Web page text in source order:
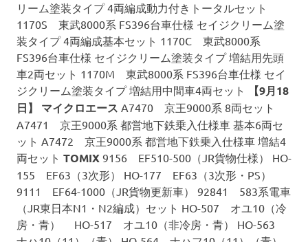
リーム塗装タイプ 4両編成動力付きトータルセット
1170S 東武8000系 FS396台車仕様 セイジクリーム塗
装タイプ 4両編成基本セット 1170C 東武8000系
FS396台車仕様 セイジクリーム塗装タイプ 増結用先頭
車2両セット 1170M 東武8000系 FS396台車仕様 セイ
ジクリーム塗装タイプ 増結用中間車4両セット
【9月18
日】
マイクロエース A7470 京王9000系 8両セット
A7471 京王9000系 都営地下鉄乗入仕様車 基本6両セ
ット A7472 京王9000系 都営地下鉄乗入仕様車 増結4
両セット TOMIX 9156 EF510-500（JR貨物仕様） HO-
155 EF63（3次形） HO-177 EF63（3次形・PS）
9111 EF64-1000（JR貨物更新車） 92841 583系電車
（JR東日本N1・N2編成）セット HO-507 オユ10（冷
房・青） HO-517 オユ10（非冷房・青） HO-563